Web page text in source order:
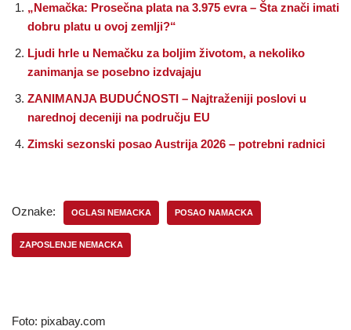
„Nemačka: Prosečna plata na 3.975 evra – Šta znači imati
dobru platu u ovoj zemlji?“
Ljudi hrle u Nemačku za boljim životom, a nekoliko
zanimanja se posebno izdvajaju
ZANIMANJA BUDUĆNOSTI – Najtraženiji poslovi u
narednoj deceniji na području EU
Zimski sezonski posao Austrija 2026 – potrebni radnici
Oznake: OGLASI NEMACKA POSAO NAMACKA
ZAPOSLENJE NEMACKA
Foto: pixabay.com